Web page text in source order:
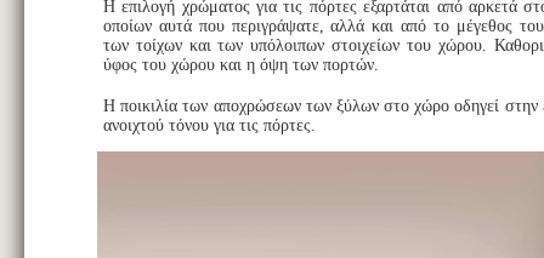
Η επιλογή χρώματος για τις πόρτες εξαρτάται από αρκετά
οποίων αυτά που περιγράψατε, αλλά και από το μέγεθος
των τοίχων και των υπόλοιπων στοιχείων του χώρου.
ύφος του χώρου και η όψη των πορτών.
Η ποικιλία των αποχρώσεων των ξύλων στο χώρο οδηγεί στην
ανοιχτού τόνου για τις πόρτες.